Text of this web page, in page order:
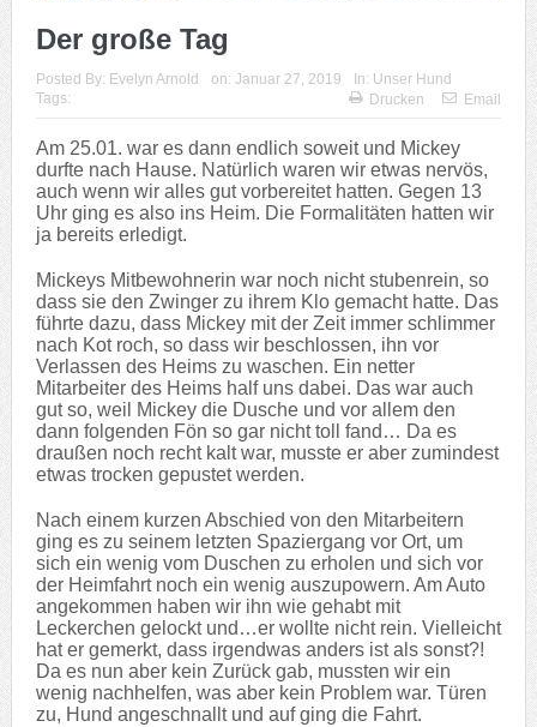
Der große Tag
Posted By: Evelyn Arnold on: Januar 27, 2019 In: Unser Hund
Tags:
Drucken Email
Am 25.01. war es dann endlich soweit und Mickey
durfte nach Hause. Natürlich waren wir etwas nervös,
auch wenn wir alles gut vorbereitet hatten. Gegen 13
Uhr ging es also ins Heim. Die Formalitäten hatten wir
ja bereits erledigt.
Mickeys Mitbewohnerin war noch nicht stubenrein, so
dass sie den Zwinger zu ihrem Klo gemacht hatte. Das
führte dazu, dass Mickey mit der Zeit immer schlimmer
nach Kot roch, so dass wir beschlossen, ihn vor
Verlassen des Heims zu waschen. Ein netter
Mitarbeiter des Heims half uns dabei. Das war auch
gut so, weil Mickey die Dusche und vor allem den
dann folgenden Fön so gar nicht toll fand… Da es
draußen noch recht kalt war, musste er aber zumindest
etwas trocken gepustet werden.
Nach einem kurzen Abschied von den Mitarbeitern
ging es zu seinem letzten Spaziergang vor Ort, um
sich ein wenig vom Duschen zu erholen und sich vor
der Heimfahrt noch ein wenig auszupowern. Am Auto
angekommen haben wir ihn wie gehabt mit
Leckerchen gelockt und…er wollte nicht rein. Vielleicht
hat er gemerkt, dass irgendwas anders ist als sonst?!
Da es nun aber kein Zurück gab, mussten wir ein
wenig nachhelfen, was aber kein Problem war. Türen
zu, Hund angeschnallt und auf ging die Fahrt.